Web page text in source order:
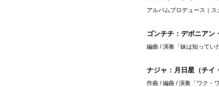
アルバムプロデュース｜
ゴンチチ：デボニアン
編曲 / 演奏「妹は知ってい
ナジャ：月日星（チイ
作曲 / 編曲 / 演奏「ワク・